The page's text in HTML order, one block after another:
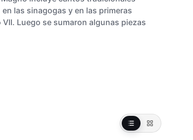
las sinagogas y en las primeras
Luego se sumaron algunas piezas